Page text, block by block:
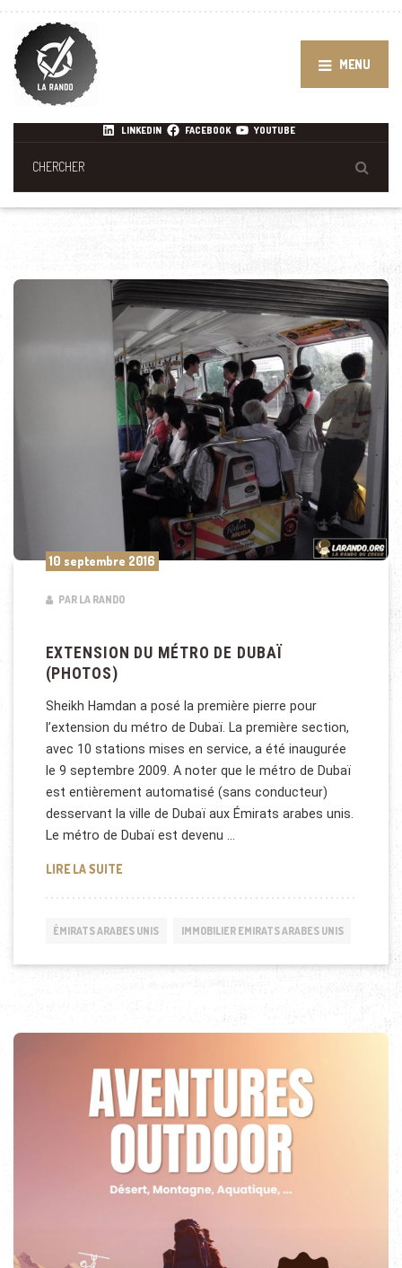
MENU
LINKEDIN FACEBOOK YOUTUBE
10 septembre 2016
PAR LA RANDO
EXTENSION DU MÉTRO DE DUBAÏ
(PHOTOS)
Sheikh Hamdan a posé la première pierre pour
l’extension du métro de Dubaï. La première section,
avec 10 stations mises en service, a été inaugurée
le 9 septembre 2009. A noter que le métro de Dubaï
est entièrement automatisé (sans conducteur)
desservant la ville de Dubaï aux Émirats arabes unis.
Le métro de Dubaï est devenu …
LIRE LA SUITEEXTENSION DU MÉTRO DE DUBAÏ (PHOTOS)
ÉMIRATS ARABES UNIS IMMOBILIER EMIRATS ARABES UNIS